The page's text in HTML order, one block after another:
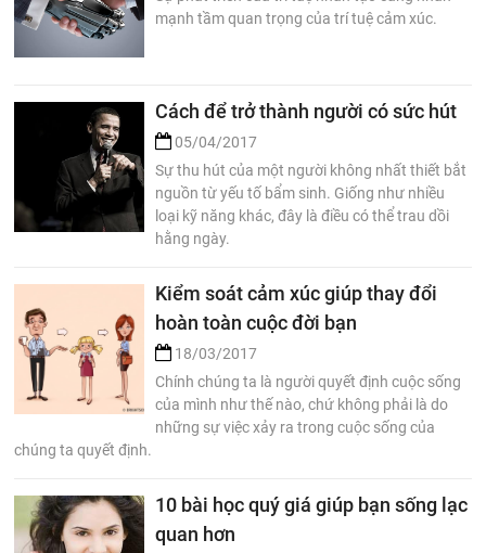
mạnh tầm quan trọng của trí tuệ cảm xúc.
Cách để trở thành người có sức hút
05/04/2017
Sự thu hút của một người không nhất thiết bắt
nguồn từ yếu tố bẩm sinh. Giống như nhiều
loại kỹ năng khác, đây là điều có thể trau dồi
hằng ngày.
Kiểm soát cảm xúc giúp thay đổi
hoàn toàn cuộc đời bạn
18/03/2017
Chính chúng ta là người quyết định cuộc sống
của mình như thế nào, chứ không phải là do
những sự việc xảy ra trong cuộc sống của
chúng ta quyết định.
10 bài học quý giá giúp bạn sống lạc
quan hơn